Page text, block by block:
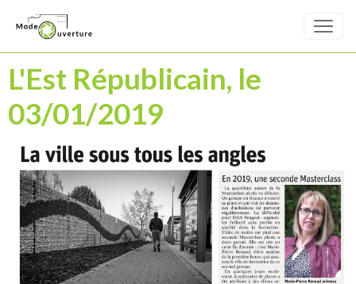
L'Est Républicain, le
03/01/2019